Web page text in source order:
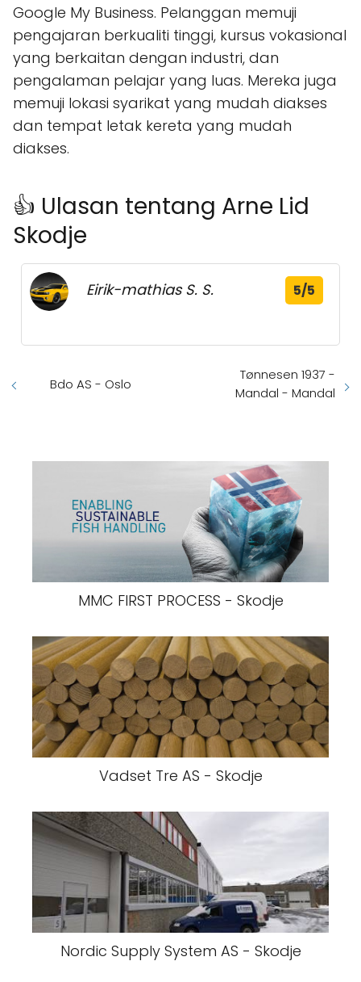
Google My Business. Pelanggan memuji
pengajaran berkualiti tinggi, kursus vokasional
yang berkaitan dengan industri, dan
pengalaman pelajar yang luas. Mereka juga
memuji lokasi syarikat yang mudah diakses
dan tempat letak kereta yang mudah
diakses.
👍 Ulasan tentang Arne Lid
Skodje
Eirik-mathias S. S. 5/5
Bdo AS - Oslo
Tønnesen 1937 -
Mandal - Mandal
MMC FIRST PROCESS - Skodje
Vadset Tre AS - Skodje
Nordic Supply System AS - Skodje